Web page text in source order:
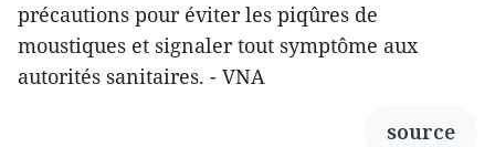
précautions pour éviter les piqûres de
moustiques et signaler tout symptôme aux
autorités sanitaires. - VNA
source